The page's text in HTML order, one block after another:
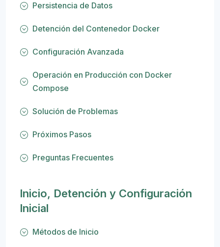
Persistencia de Datos
Detención del Contenedor Docker
Configuración Avanzada
Operación en Producción con Docker
Compose
Solución de Problemas
Próximos Pasos
Preguntas Frecuentes
Inicio, Detención y Configuración
Inicial
Métodos de Inicio